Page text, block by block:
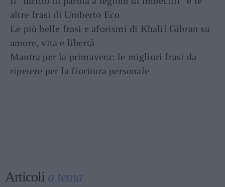
altre frasi di Umberto Eco
Le più belle frasi e aforismi di Khalil Gibran su
amore, vita e libertà
Mantra per la primavera: le migliori frasi da
ripetere per la fioritura personale
Articoli a tema